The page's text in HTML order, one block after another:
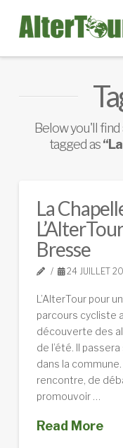
Below you'll find
tagged as
La
Bresse
24 JUILLET
L’AlterTour pour
parcours cycliste
découverte des
de l’été. Il
dans la
rencontre, de
promouvoir …
Read More